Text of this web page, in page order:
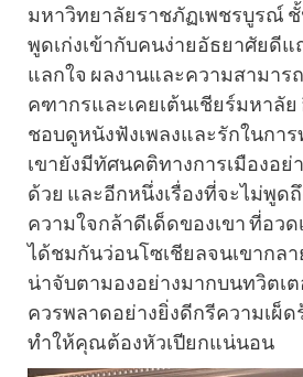
มหาวิทยาลัยราชภัฏเพชรบูรณ์
พูดเก่งเข้ากับคนง่ายอัธยาศัยดีแ
แลกใจ ผลงานและความสามาร
คฑากรและเคยเต้นเชียร์มหาลั
ชอบดูหนังฟังเพลงและรักในการ
เขายังมีทัศนคติทางการเมืองอย่
ด้วย และอีกหนึ่งเรื่องที่จะไม่พูด
ความใจกล้าดีเด็ดของเขา ที่อว
ได้ชมกันว่อนโซเชียลจนเขากล
น่าจับตามองอย่างมากบนทวิตเต
ควรพลาดอย่างยิ่งดีกรีความเผ็ด
ทำให้คุณต้องหัวเปียกแน่นอน